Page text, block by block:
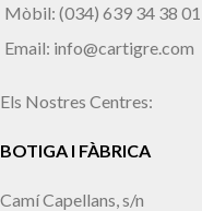
Mòbil: (034) 639 34 38 01
Email: info@cartigre.com
Els Nostres Centres:
BOTIGA I FÀBRICA
Camí Capellans, s/n